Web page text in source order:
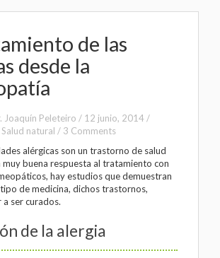
de las
desde la
Joaquín Peleteiro / 12 junio, 2014/
Salud natural / 3 Comments
alérgicas son un trastorno de salud
muy buena respuesta al tratamiento con
, hay estudios que demuestran
de medicina, dichos trastornos,
ser curados.
de la alergia